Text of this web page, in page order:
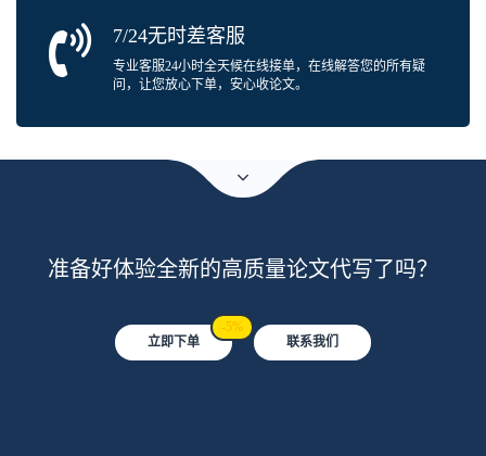
7/24无时差客服
专业客服24小时全天候在线接单，在线解答您的所有疑
问，让您放心下单，安心收论文。
准备好体验全新的高质量论文代写了吗？
立即下单
-5%
联系我们